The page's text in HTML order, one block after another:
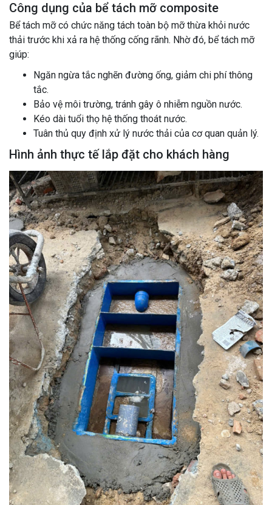
Công dụng của bể tách mỡ composite
Bể tách mỡ có chức năng tách toàn bộ mỡ thừa khỏi nước
thải trước khi xả ra hệ thống cống rãnh. Nhờ đó, bể tách mỡ
giúp:
Ngăn ngừa tắc nghẽn đường ống, giảm chi phí thông
tắc.
Bảo vệ môi trường, tránh gây ô nhiễm nguồn nước.
Kéo dài tuổi thọ hệ thống thoát nước.
Tuân thủ quy định xử lý nước thải của cơ quan quản lý.
Hình ảnh thực tế lắp đặt cho khách hàng